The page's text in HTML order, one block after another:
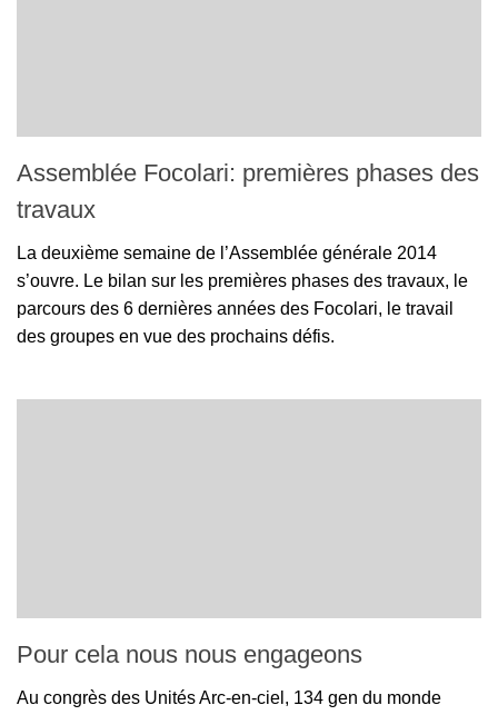
Assemblée Focolari: premières phases des
travaux
La deuxième semaine de l’Assemblée générale 2014
s’ouvre. Le bilan sur les premières phases des travaux, le
parcours des 6 dernières années des Focolari, le travail
des groupes en vue des prochains défis.
Pour cela nous nous engageons
Au congrès des Unités Arc-en-ciel, 134 gen du monde